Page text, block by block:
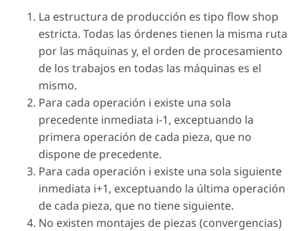
La estructura de producción es tipo flow shop
estricta. Todas las órdenes tienen la misma ruta
por las máquinas y, el orden de procesamiento
de los trabajos en todas las máquinas es el
mismo.
Para cada operación i existe una sola
precedente inmediata i-1, exceptuando la
primera operación de cada pieza, que no
dispone de precedente.
Para cada operación i existe una sola siguiente
inmediata i+1, exceptuando la última operación
de cada pieza, que no tiene siguiente.
No existen montajes de piezas (convergencias)